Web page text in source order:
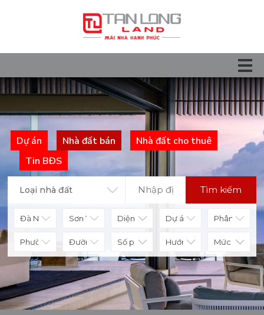
Dự án Nhà đất bán
Nhà đất cho thuê
Tin BĐS
Loại nhà đất Tìm kiếm
Diện tích
Số phòng Hướng nhà Mức giá